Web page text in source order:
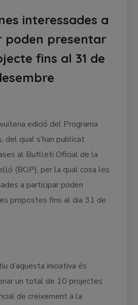
interessades a
poden presentar
fins al 31 de
edició del Programa
del qual s’han publicat
al Butlletí Oficial de la
(BOP), per la qual cosa les
a participar poden
propostes fins al dia 31 de
d’aquesta iniciativa és
un total de 10 projectes
de creixement a la